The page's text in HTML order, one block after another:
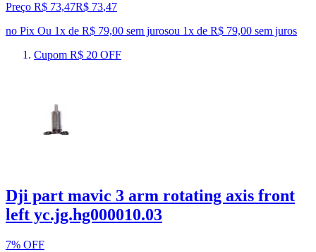
Preço R$ 73,47R$ 73,47
no Pix Ou 1x de R$ 79,00 sem jurosou 1x de R$ 79,00 sem juros
Cupom R$ 20 OFF
Dji part mavic 3 arm rotating axis front
left yc.jg.hg000010.03
7% OFF